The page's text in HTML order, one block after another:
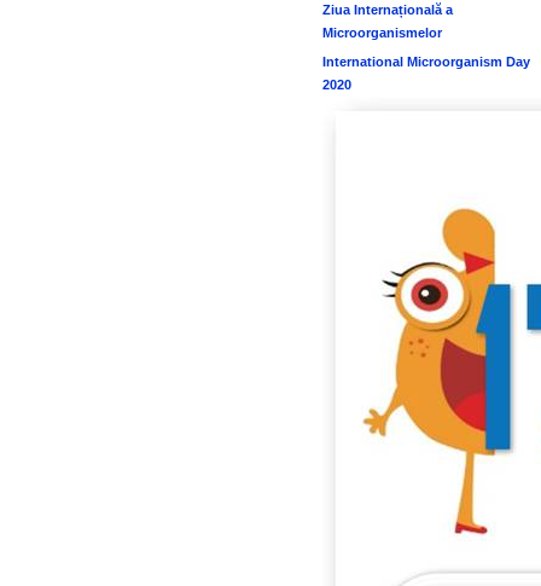
Ziua Internațională a
Microorganismelor
International Microorganism Day
2020